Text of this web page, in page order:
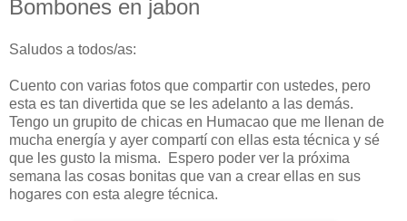
Bombones en jabon
Saludos a todos/as:
Cuento con varias fotos que compartir con ustedes, pero
esta es tan divertida que se les adelanto a las demás.
Tengo un grupito de chicas en Humacao que me llenan de
mucha energía y ayer compartí con ellas esta técnica y sé
que les gusto la misma. Espero poder ver la próxima
semana las cosas bonitas que van a crear ellas en sus
hogares con esta alegre técnica.